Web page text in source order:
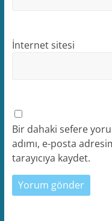
İnternet sitesi
Bir dahaki sefere
adımı, e-posta
tarayıcıya kaydet.